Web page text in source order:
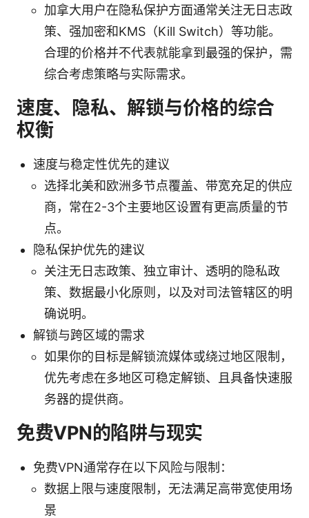
加拿大用户在隐私保护方面通常关注无日志政
策、强加密和KMS（Kill Switch）等功能。
合理的价格并不代表就能拿到最强的保护，需
综合考虑策略与实际需求。
速度、隐私、解锁与价格的综合
权衡
速度与稳定性优先的建议
选择北美和欧洲多节点覆盖、带宽充足的供应
商，常在2-3个主要地区设置有更高质量的节
点。
隐私保护优先的建议
关注无日志政策、独立审计、透明的隐私政
策、数据最小化原则，以及对司法管辖区的明
确说明。
解锁与跨区域的需求
如果你的目标是解锁流媒体或绕过地区限制，
优先考虑在多地区可稳定解锁、且具备快速服
务器的提供商。
免费VPN的陷阱与现实
免费VPN通常存在以下风险与限制：
数据上限与速度限制，无法满足高带宽使用场
景